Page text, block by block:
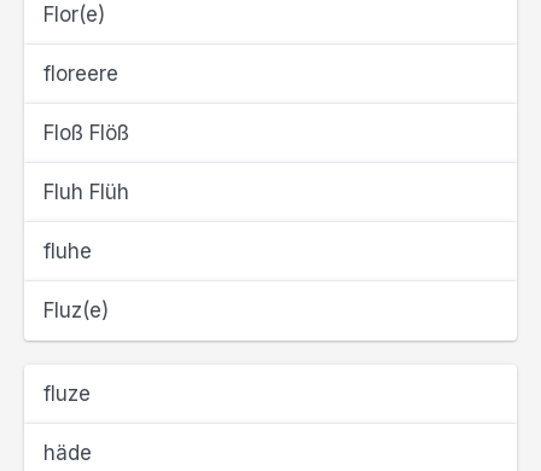
Flor(e)
floreere
Floß Flöß
Fluh Flüh
fluhe
Fluz(e)
fluze
häde